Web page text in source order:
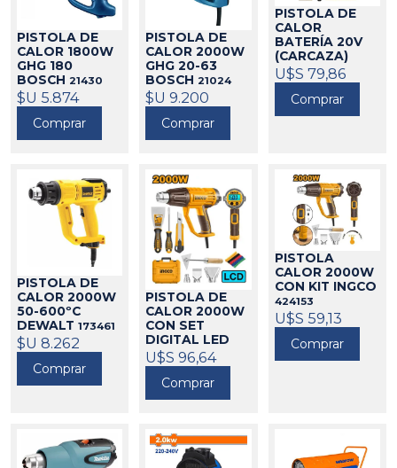
PISTOLA DE
CALOR 1800W
GHG 180
BOSCH 21430
$U 5.874
Comprar
PISTOLA DE
CALOR 2000W
GHG 20-63
BOSCH21024
$U 9.200
Comprar
PISTOLA DE
CALOR
BATERÍA 20V
(CARCAZA)
INGCO424563
U$S 79,86
Comprar
PISTOLA DE
CALOR 2000W
50-600ºC
DEWALT 173461
$U 8.262
Comprar
PISTOLA DE
CALOR 2000W
CON SET
DIGITAL LED
INGCO424575
U$S 96,64
Comprar
PISTOLA
CALOR 2000W
CON KIT INGCO
424153
U$S 59,13
Comprar